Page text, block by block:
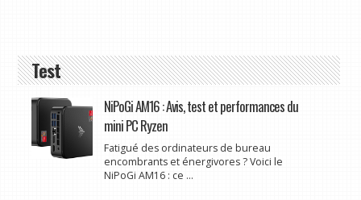
Test
NiPoGi AM16 : Avis, test et performances du
mini PC Ryzen
Fatigué des ordinateurs de bureau
encombrants et énergivores ? Voici le
NiPoGi AM16 : ce ...